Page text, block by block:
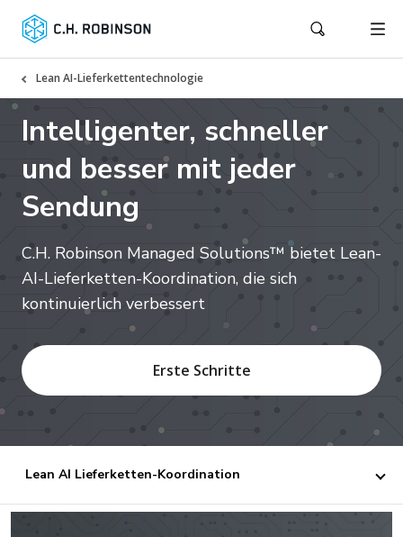
Lean AI-Lieferkettentechnologie
Intelligenter, schneller
und besser mit jeder
Sendung
C.H. Robinson Managed Solutions™ bietet Lean-
AI-Lieferketten-Koordination, die sich
kontinuierlich verbessert
Erste Schritte
Lean AI Lieferketten-Koordination